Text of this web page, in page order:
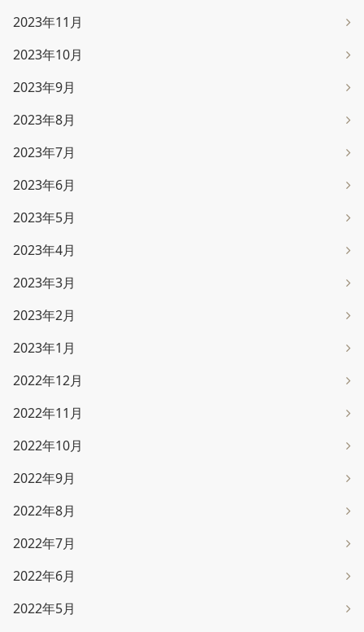
2023年11月
2023年10月
2023年9月
2023年8月
2023年7月
2023年6月
2023年5月
2023年4月
2023年3月
2023年2月
2023年1月
2022年12月
2022年11月
2022年10月
2022年9月
2022年8月
2022年7月
2022年6月
2022年5月